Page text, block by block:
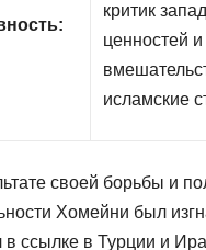
критик
ценностей и
исламские
своей борьбы и
Хомейни был
в ссылке в Турции и